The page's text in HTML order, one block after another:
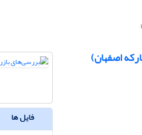
اصفهان)
فایل ها